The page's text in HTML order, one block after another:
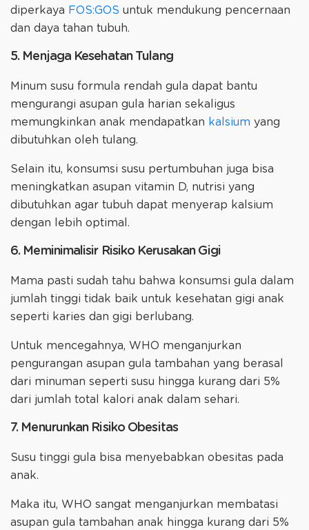
diperkaya FOS:GOS untuk mendukung pencernaan
dan daya tahan tubuh.
5. Menjaga Kesehatan Tulang
Minum susu formula rendah gula dapat bantu
mengurangi asupan gula harian sekaligus
memungkinkan anak mendapatkan kalsium yang
dibutuhkan oleh tulang.
Selain itu, konsumsi susu pertumbuhan juga bisa
meningkatkan asupan vitamin D, nutrisi yang
dibutuhkan agar tubuh dapat menyerap kalsium
dengan lebih optimal.
6. Meminimalisir Risiko Kerusakan Gigi
Mama pasti sudah tahu bahwa konsumsi gula dalam
jumlah tinggi tidak baik untuk kesehatan gigi anak
seperti karies dan gigi berlubang.
Untuk mencegahnya, WHO menganjurkan
pengurangan asupan gula tambahan yang berasal
dari minuman seperti susu hingga kurang dari 5%
dari jumlah total kalori anak dalam sehari.
7. Menurunkan Risiko Obesitas
Susu tinggi gula bisa menyebabkan obesitas pada
anak.
Maka itu, WHO sangat menganjurkan membatasi
asupan gula tambahan anak hingga kurang dari 5%